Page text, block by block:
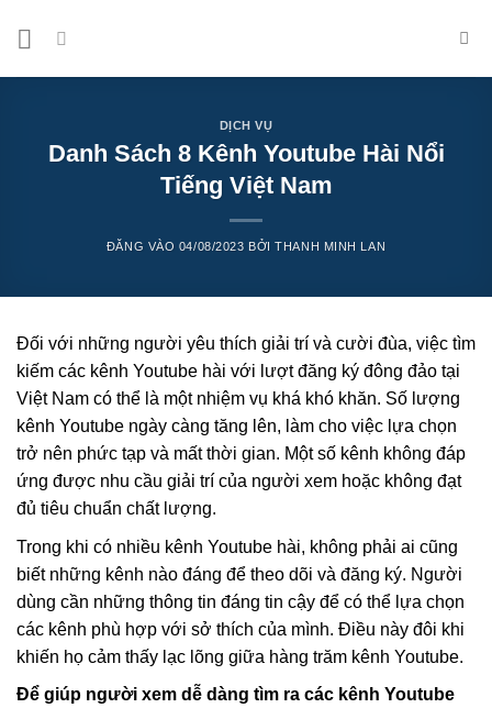
DỊCH VỤ
Danh Sách 8 Kênh Youtube Hài Nổi
Tiếng Việt Nam
ĐĂNG VÀO 04/08/2023 BỞITHANH MINH LAN
Đối với những người yêu thích giải trí và cười đùa, việc tìm
kiếm các kênh Youtube hài với lượt đăng ký đông đảo tại
Việt Nam có thể là một nhiệm vụ khá khó khăn. Số lượng
kênh Youtube ngày càng tăng lên, làm cho việc lựa chọn
trở nên phức tạp và mất thời gian. Một số kênh không đáp
ứng được nhu cầu giải trí của người xem hoặc không đạt
đủ tiêu chuẩn chất lượng.
Trong khi có nhiều kênh Youtube hài, không phải ai cũng
biết những kênh nào đáng để theo dõi và đăng ký. Người
dùng cần những thông tin đáng tin cậy để có thể lựa chọn
các kênh phù hợp với sở thích của mình. Điều này đôi khi
khiến họ cảm thấy lạc lõng giữa hàng trăm kênh Youtube.
Để giúp người xem dễ dàng tìm ra các kênh Youtube